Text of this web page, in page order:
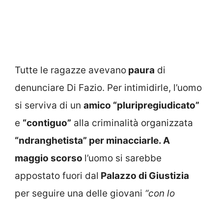
Tutte le ragazze avevano paura di
denunciare Di Fazio. Per intimidirle, l’uomo
si serviva di un amico “pluripregiudicato”
e “contiguo” alla criminalità organizzata
“ndranghetista” per minacciarle. A
maggio scorso l’uomo si sarebbe
appostato fuori dal Palazzo di Giustizia
per seguire una delle giovani “con lo